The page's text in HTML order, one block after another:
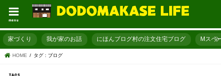
menu
家づくり 我が家のお話 にほんブログ村の注文住宅ブログ Mスペ
HOME タグ : ブログ